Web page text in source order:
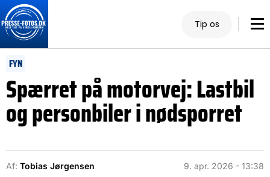
Tip os
FYN
Spærret på motorvej: Lastbil
og personbiler i nødsporret
Af: Tobias Jørgensen 9. apr. 2026 - 13:38